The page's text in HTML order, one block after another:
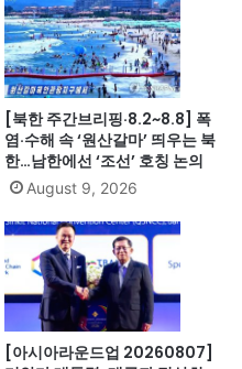
[북한 주간브리핑·8.2~8.8] 폭
염·수해 속 ‘원산갈마’ 띄우는 북
한…남한에선 ‘조선’ 호칭 논의
August 9, 2026
[아시아라운드업 20260807]